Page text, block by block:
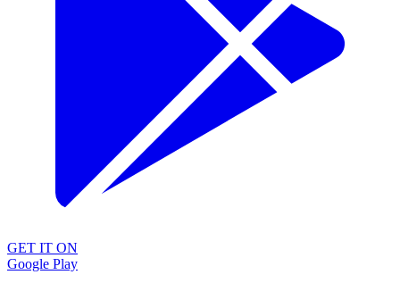
GET IT ON
Google Play